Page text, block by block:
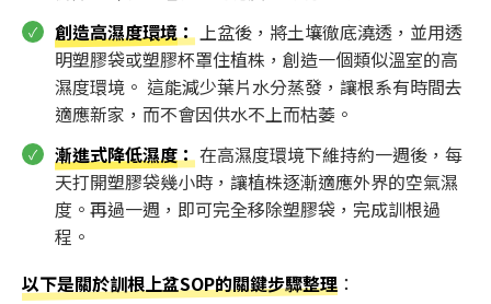
創造高濕度環境：上盆後，將土壤徹底澆透，並用透
明塑膠袋或塑膠杯罩住植株，創造一個類似溫室的高
濕度環境。 這能減少葉片水分蒸發，讓根系有時間去
適應新家，而不會因供水不上而枯萎。
漸進式降低濕度：在高濕度環境下維持約一週後，每
天打開塑膠袋幾小時，讓植株逐漸適應外界的空氣濕
度。再過一週，即可完全移除塑膠袋，完成訓根過
程。
以下是關於訓根上盆SOP的關鍵步驟整理 ：